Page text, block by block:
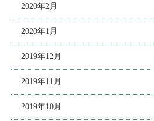
2020年2月
2020年1月
2019年12月
2019年11月
2019年10月